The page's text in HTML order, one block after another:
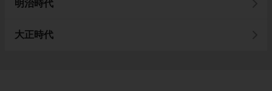
明治時代
大正時代